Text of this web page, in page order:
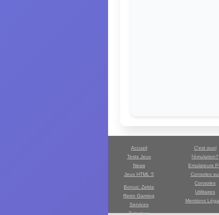
Accueil
Tests Jeux
News
Jeux HTML 5
C'est quoi
l'émulation?
Emulateurs
Consoles
Consoles
Utilitaires
Mentions
Bonus: Zelda
Retro Gaming
Services
Tutoriaux